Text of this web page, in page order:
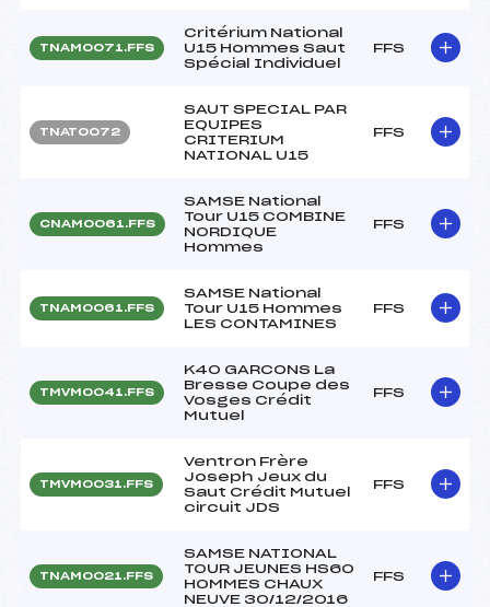
TNAM0071.FFS
Critérium National
U15 Hommes Saut
Spécial Individuel
FFS
TNAT0072
SAUT SPECIAL PAR
EQUIPES
CRITERIUM
NATIONAL U15
FFS
CNAM0061.FFS
SAMSE National
Tour U15 COMBINE
NORDIQUE
Hommes
FFS
TNAM0061.FFS
SAMSE National
Tour U15 Hommes
LES CONTAMINES
FFS
TMVM0041.FFS
K40 GARCONS La
Bresse Coupe des
Vosges Crédit
Mutuel
FFS
TMVM0031.FFS
Ventron Frère
Joseph Jeux du
Saut Crédit Mutuel
circuit JDS
FFS
TNAM0021.FFS
SAMSE NATIONAL
TOUR JEUNES HS60
HOMMES CHAUX
NEUVE 30/12/2016
FFS